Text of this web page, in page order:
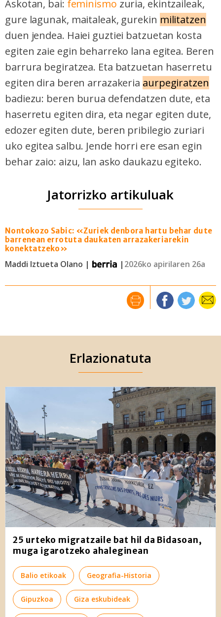
Askotan, bai: feminismo zuria, ekintzaileak,
gure lagunak, maitaleak, gurekin militatzen
duen jendea. Haiei guztiei batzuetan kosta
egiten zaie egin beharreko lana egitea. Beren
barrura begiratzea. Eta batzuetan haserretu
egiten dira beren arrazakeria aurpegiratzen
badiezu: beren burua defendatzen dute, eta
haserretu egiten dira, eta negar egiten dute,
edozer egiten dute, beren pribilegio zuriari
uko egitea salbu. Jende horri ere esan egin
behar zaio: aizu, lan asko daukazu egiteko.
Jatorrizko artikuluak
Nontokozo Sabic: «Zuriek denbora hartu behar dute
barrenean errotuta daukaten arrazakeriarekin
konektatzeko»
Maddi Iztueta Olano | | 2026ko apirilaren 26a
Erlazionatuta
25 urteko migratzaile bat hil da Bidasoan,
muga igarotzeko ahaleginean
Balio etikoak Geografia-Historia
Gipuzkoa Giza eskubideak